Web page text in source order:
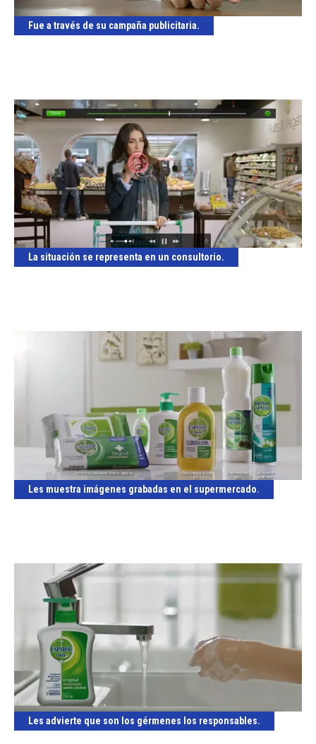
Fue a través de su campaña publicitaria.
La situación se representa en un consultorio.
Les muestra imágenes grabadas en el supermercado.
Les advierte que son los gérmenes los responsables.